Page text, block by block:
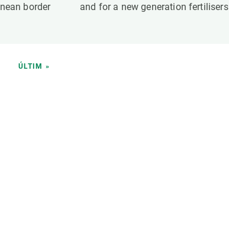
border
and for a new generation fertilisers
ÚLTIMA
ÚLTIM »